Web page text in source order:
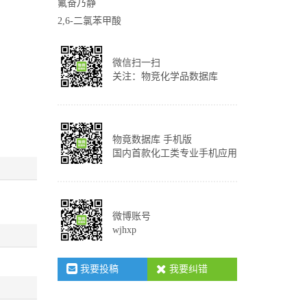
氟奋乃静
2,6-二氯苯甲酸
微信扫一扫
关注：物竞化学品数据库
物竟数据库 手机版
国内首款化工类专业手机应用
微博账号
wjhxp
我要投稿 我要纠错